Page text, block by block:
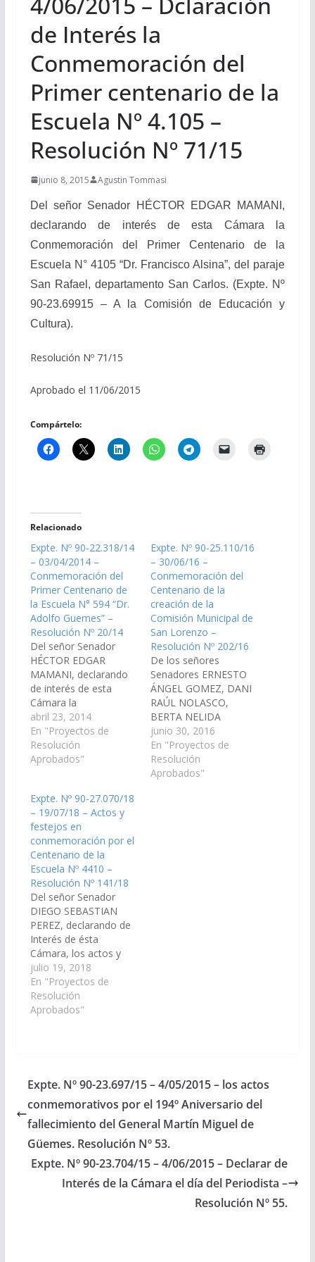
de Interés la
Conmemoración del
Primer centenario de la
Escuela Nº 4.105 –
Resolución Nº 71/15
junio 8, 2015 Agustin Tommasi
Del señor Senador HÉCTOR EDGAR MAMANI,
declarando de interés de esta Cámara la
Conmemoración del Primer Centenario de la
Escuela N° 4105 “Dr. Francisco Alsina”, del paraje
San Rafael, departamento San Carlos. (Expte. Nº
90-23.69915 – A la Comisión de Educación y
Cultura).
Resolución Nº 71/15
Aprobado el 11/06/2015
Compártelo:
Relacionado
Expte. Nº 90-22.318/14
– 03/04/2014 –
Conmemoración del
Primer Centenario de
la Escuela N° 594 “Dr.
Adolfo Guemes” –
Resolución Nº 20/14
Del señor Senador
HÉCTOR EDGAR
MAMANI, declarando
de interés de esta
Cámara la
Conmemoración del
Primer Centenario de
la Escuela N° 594 "Dr.
Adolfo Guemes" del
Carlos. (Expte. Nº 90-
22.318/14 – A la
Comisión de Educación
y Cultura). Aprobado el
24/04/2014
abril 23, 2014
En "Proyectos de
Resolución
Aprobados"
Expte. Nº 90-25.110/16
– 30/06/16 –
Conmemoración del
Centenario de la
creación de la
Comisión Municipal de
San Lorenzo –
Resolución Nº 202/16
De los señores
Senadores ERNESTO
ÁNGEL GOMEZ, DANI
RAÚL NOLASCO,
BERTA NELIDA
GERONIMO, ERNESTO
GERARDO GUANCA y
WALTER HERNÁN
CRUZ, declarando de
junio 30, 2016
En "Proyectos de
Resolución
Aprobados"
Expte. Nº 90-27.070/18
– 19/07/18 – Actos y
festejos en
conmemoración por el
Centenario de la
Escuela Nº 4410 –
Resolución Nº 141/18
Del señor Senador
DIEGO SEBASTIAN
PEREZ, declarando de
Interés de ésta
Cámara, los actos y
festejos en
conmemoración por el
Centenario de la
Escuela Nº 4410, a
Comisión de Educación
y Cultura). Resolución
Nº…
julio 19, 2018
En "Proyectos de
Resolución
Aprobados"
Expte. Nº 90-23.697/15 – 4/05/2015 – los actos
conmemorativos por el 194º Aniversario del
fallecimiento del General Martín Miguel de
Güemes. Resolución Nº 53.
Expte. Nº 90-23.704/15 – 4/06/2015 – Declarar de
Interés de la Cámara el día del Periodista –
Resolución Nº 55.